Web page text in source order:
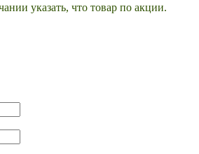
указать, что товар по акции.